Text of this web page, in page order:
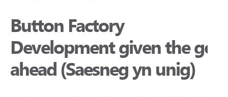
Button Factory
Development given the go
ahead (Saesneg yn unig)